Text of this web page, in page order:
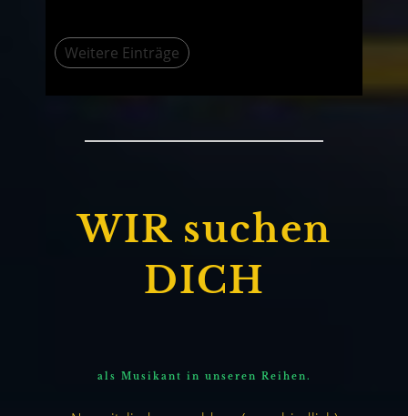
Weitere Einträge
WIR suchen
DICH
als Musikant in unseren Reihen.